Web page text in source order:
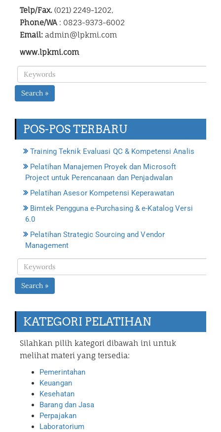
Telp/Fax. (021) 2249-1202,
Phone/WA: 0823-9373-6002
Email: admin@lpkmi.com
www.lpkmi.com
Search »
POS-POS TERBARU
Training Teknik Evaluasi QC & Kompetensi Analis
Pelatihan Manajemen Proyek dan Microsoft
Project untuk Perencanaan dan Penjadwalan
Pelatihan Asesor Kompetensi Keperawatan
Bimtek Pengguna e-Purchasing & e-Katalog Versi
6.0
Pelatihan Strategic Sourcing and Vendor
Management
Search »
KATEGORI PELATIHAN
Silahkan pilih kategori dibawah ini untuk
melihat materi yang tersedia:
Pemerintahan
Keuangan
Kesehatan
Barang dan Jasa
Perpajakan
Laboratorium